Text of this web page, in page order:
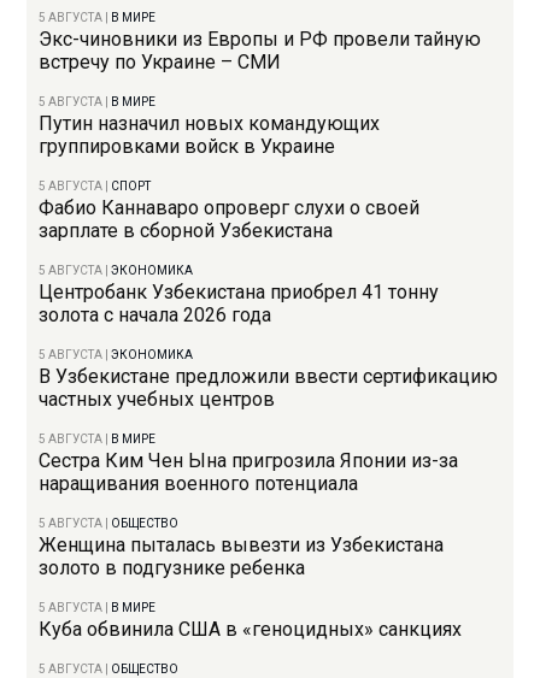
5 АВГУСТА В МИРЕ
Экс-чиновники из Европы и РФ провели тайную
встречу по Украине – СМИ
5 АВГУСТА В МИРЕ
Путин назначил новых командующих
группировками войск в Украине
5 АВГУСТА СПОРТ
Фабио Каннаваро опроверг слухи о своей
зарплате в сборной Узбекистана
5 АВГУСТА |ЭКОНОМИКА
Центробанк Узбекистана приобрел 41 тонну
золота с начала 2026 года
5 АВГУСТА |ЭКОНОМИКА
В Узбекистане предложили ввести сертификацию
частных учебных центров
5 АВГУСТА В МИРЕ
Сестра Ким Чен Ына пригрозила Японии из-за
наращивания военного потенциала
5 АВГУСТА ОБЩЕСТВО
Женщина пыталась вывезти из Узбекистана
золото в подгузнике ребенка
5 АВГУСТА В МИРЕ
Куба обвинила США в «геноцидных» санкциях
5 АВГУСТА ОБЩЕСТВО